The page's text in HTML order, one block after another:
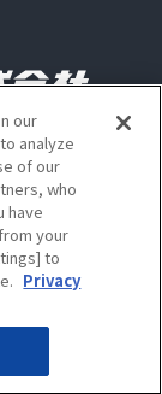
Ltd. All
アカウン
カウント
our
analyze
of our
who
have
your
to
Privacy